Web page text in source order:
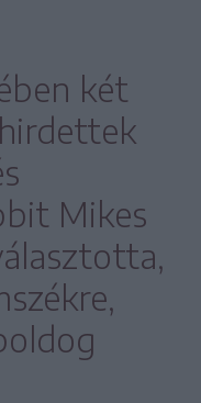
két
Mikes